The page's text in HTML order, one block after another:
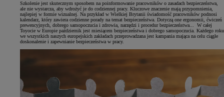
Szkolenie jest skutecznym sposobem na poinformowanie pracowników o zasadach bezpieczeństwa,
ale nie wystarcza, aby wdrożyć je do codziennej pracy. Kluczowe znaczenie mają przypomnienia,
najlepiej w formie wizualnej. Na przykład w Wielkiej Brytanii świadomość pracowników podnosi
kalendarz, który zawiera codzienne porady na temat bezpieczeństwa. Dotyczą one ergonomii, ćwiczeń
prewencyjnych, dobrego samopoczucia i zdrowia, narzędzi i procedur bezpieczeństwa... W całej
Toyocie w Europie październik jest miesiącem bezpieczeństwa i dobrego samopoczucia. Każdego roku
we wszystkich naszych europejskich zakładach przeprowadzana jest kampania mająca na celu ciągłe
doskonalenie i zapewnianie bezpieczeństwa w pracy.